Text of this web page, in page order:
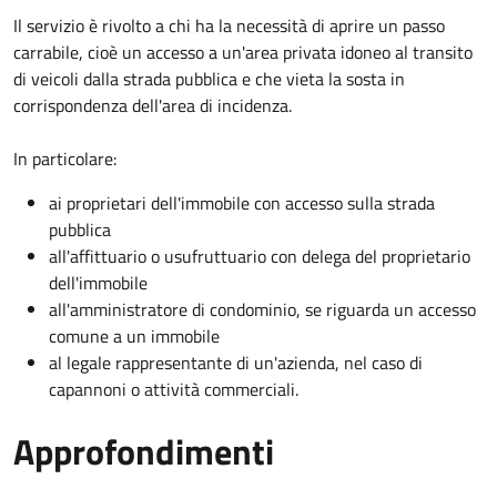
Il servizio è rivolto a chi ha la necessità di aprire un passo
carrabile, cioè un accesso a un'area privata idoneo al transito
di veicoli dalla strada pubblica e che vieta la sosta in
corrispondenza dell'area di incidenza.
In particolare:
ai proprietari dell'immobile con accesso sulla strada
pubblica
all'affittuario o usufruttuario con delega del proprietario
dell'immobile
all'amministratore di condominio, se riguarda un accesso
comune a un immobile
al legale rappresentante di un'azienda, nel caso di
capannoni o attività commerciali.
Approfondimenti